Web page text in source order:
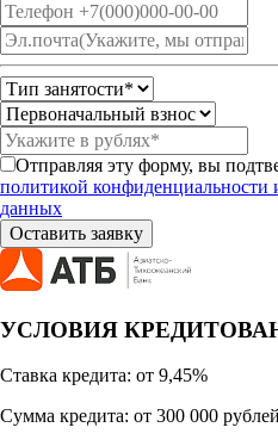
Отправляя эту форму, вы
политикой конфиденциальности
данных
УСЛОВИЯ
Ставка кредита: от 9,45%
Сумма кредита: от 300 000 рублей